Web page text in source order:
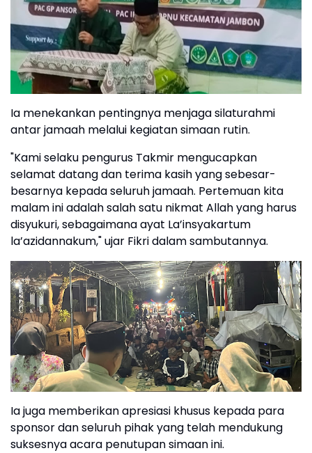
Ia menekankan pentingnya menjaga silaturahmi
antar jamaah melalui kegiatan simaan rutin.
"Kami selaku pengurus Takmir mengucapkan
selamat datang dan terima kasih yang sebesar-
besarnya kepada seluruh jamaah. Pertemuan kita
malam ini adalah salah satu nikmat Allah yang harus
disyukuri, sebagaimana ayat La’insyakartum
la’azidannakum," ujar Fikri dalam sambutannya.
Ia juga memberikan apresiasi khusus kepada para
sponsor dan seluruh pihak yang telah mendukung
suksesnya acara penutupan simaan ini.